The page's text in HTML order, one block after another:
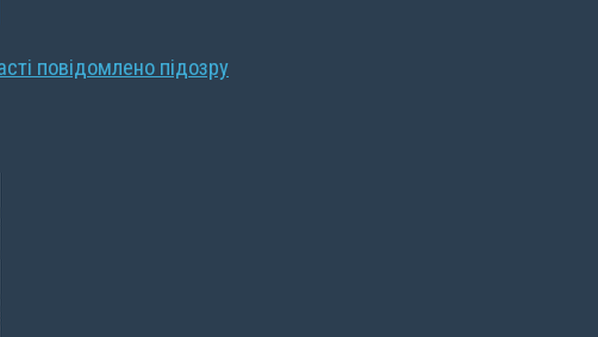
повідомлено підозру